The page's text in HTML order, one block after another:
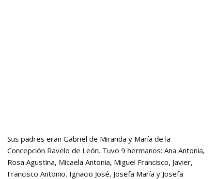
Sus padres eran Gabriel de Miranda y María de la
Concepción Ravelo de León. Tuvo 9 hermanos: Ana Antonia,
Rosa Agustina, Micaela Antonia, Miguel Francisco, Javier,
Francisco Antonio, Ignacio José, Josefa María y Josefa